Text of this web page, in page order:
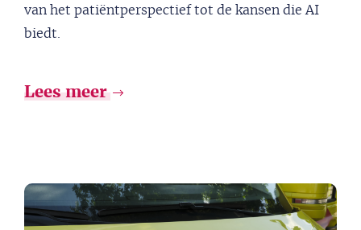
van het patiëntperspectief tot de kansen die AI
biedt.
Lees meer